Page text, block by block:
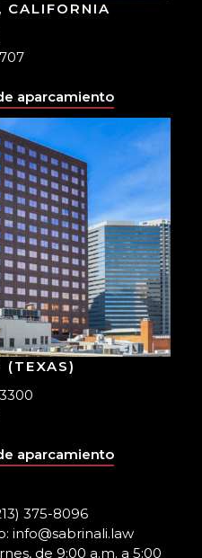
CALIFORNIA
aparcamiento
(TEXAS)
aparcamiento
375-8096
info@sabrinali.law
de 9:00 a.m. a 5:00